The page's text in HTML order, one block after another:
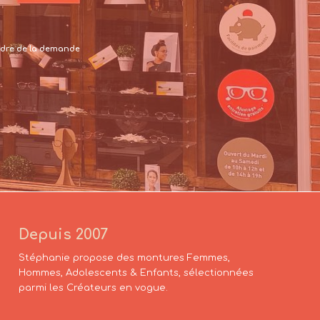
de la demande
Depuis 2007
Stéphanie propose des montures Femmes,
Hommes, Adolescents & Enfants, sélectionnées
parmi les Créateurs en vogue.